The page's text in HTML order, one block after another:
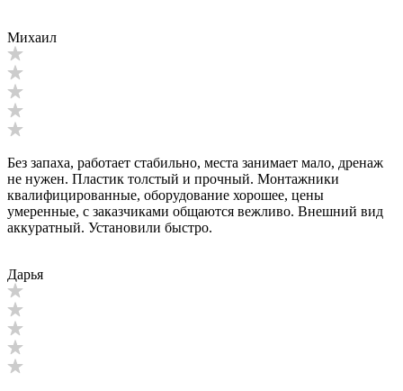
Михаил
Без запаха, работает стабильно, места занимает мало, дренаж
не нужен. Пластик толстый и прочный. Монтажники
квалифицированные, оборудование хорошее, цены
умеренные, с заказчиками общаются вежливо. Внешний вид
аккуратный. Установили быстро.
Дарья